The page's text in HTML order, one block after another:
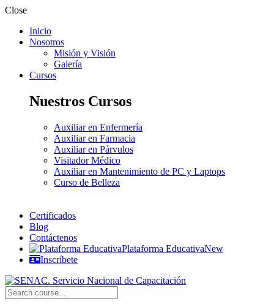
Close
Inicio
Nosotros
Misión y Visión
Galería
Cursos
Nuestros Cursos
Auxiliar en Enfermería
Auxiliar en Farmacia
Auxiliar en Párvulos
Visitador Médico
Auxiliar en Mantenimiento de PC y Laptops
Curso de Belleza
Certificados
Blog
Contáctenos
Plataforma EducativaNew
Inscríbete